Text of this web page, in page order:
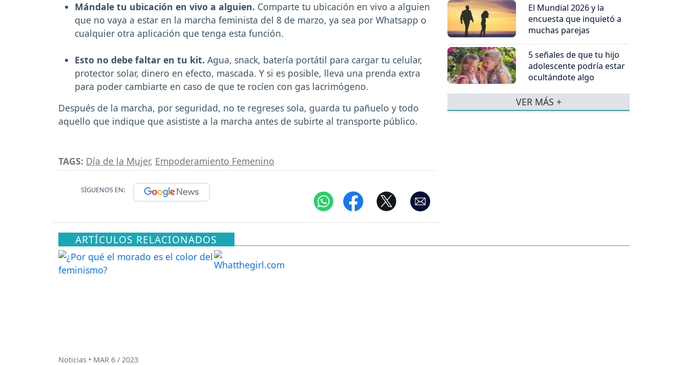
Mándale tu ubicación en vivo a alguien. Comparte tu ubicación en vivo a alguien
que no vaya a estar en la marcha feminista del 8 de marzo, ya sea por Whatsapp o
cualquier otra aplicación que tenga esta función.
Esto no debe faltar en tu kit. Agua, snack, batería portátil para cargar tu celular,
protector solar, dinero en efecto, mascada. Y si es posible, lleva una prenda extra
para poder cambiarte en caso de que te rocíen con gas lacrimógeno.
Después de la marcha, por seguridad, no te regreses sola, guarda tu pañuelo y todo
aquello que indique que asististe a la marcha antes de subirte al transporte público.
TAGS: Día de la Mujer, Empoderamiento Femenino
SÍGUENOS EN:
El Mundial 2026 y la
encuesta que inquietó a
muchas parejas
5 señales de que tu hijo
adolescente podría estar
ocultándote algo
VER MÁS +
ARTÍCULOS RELACIONADOS
Noticias • MAR 6 / 2023